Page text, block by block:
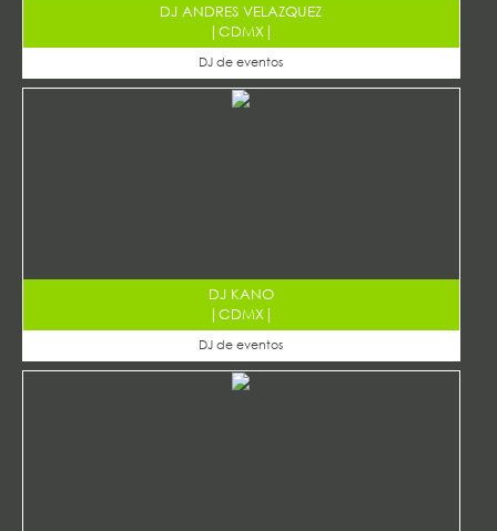
DJ ANDRES VELAZQUEZ
| CDMX|
DJ de eventos
DJ KANO
| CDMX|
DJ de eventos